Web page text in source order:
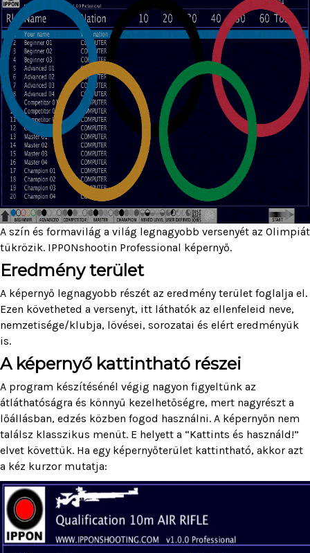
A szín és formavilág a világ legnagyobb versenyét az Olimpiát
tükrözik. IPPONshootin Professional képernyő.
Eredmény terület
A képernyő legnagyobb részét az eredmény terület foglalja el.
Ezen követheted a versenyt, itt láthatók az ellenfeleid neve,
nemzetisége/klubja, lövései, sorozatai és elért eredményük
is.
A képernyő kattintható részei
A program készítésénél végig nagyon figyeltünk az
átláthatóságra és könnyű kezelhetőségre, mert nagyrészt a
lőállásban, edzés közben fogod használni. A képernyőn nem
találsz klasszikus menüt. E helyett a “Kattints és használd!”
elvet követtük. Ha egy képernyőterület kattintható, akkor azt
a kéz kurzor mutatja: